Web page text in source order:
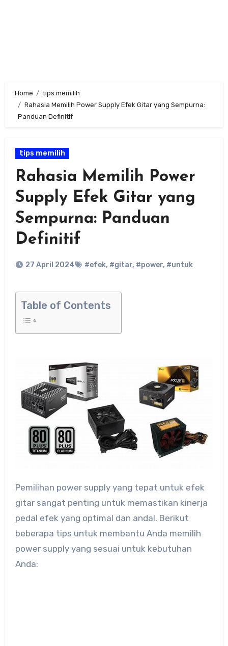
Home
tips memilih
Rahasia Memilih Power Supply Efek Gitar yang Sempurna:
Panduan Definitif
tips memilih
Rahasia Memilih Power
Supply Efek Gitar yang
Sempurna: Panduan
Definitif
27 April 2024 #efek, #gitar, #power, #untuk
Table of Contents
Pemilihan power supply yang tepat untuk efek
gitar sangat penting untuk memastikan kinerja
pedal efek yang optimal dan andal. Berikut
beberapa tips untuk membantu Anda memilih
power supply yang sesuai untuk kebutuhan
Anda: